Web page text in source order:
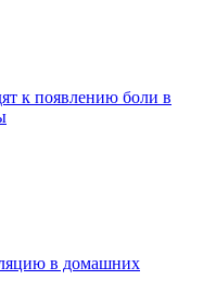
к появлению боли в
в домашних